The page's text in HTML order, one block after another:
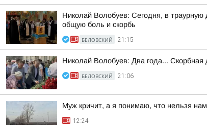
Николай Волобуев: Сегодня, в
общую боль и скорбь
БЕЛОВСКИЙ 21:15
Николай Волобуев: Два года... Скорбная
БЕЛОВСКИЙ 21:06
Муж кричит, а я понимаю, что нельзя
12:24